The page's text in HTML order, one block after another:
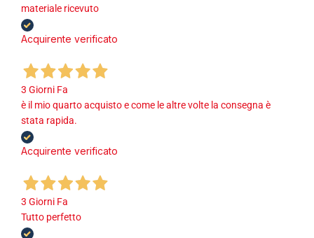
materiale ricevuto
Acquirente verificato
3 Giorni Fa
è il mio quarto acquisto e come le altre volte la consegna è
stata rapida.
Acquirente verificato
3 Giorni Fa
Tutto perfetto